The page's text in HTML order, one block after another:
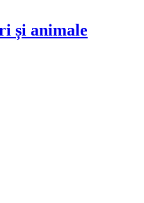
și animale